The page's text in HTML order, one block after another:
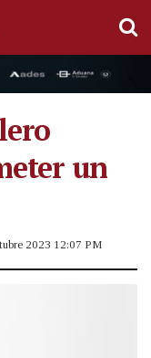
un
2023 12:07 PM